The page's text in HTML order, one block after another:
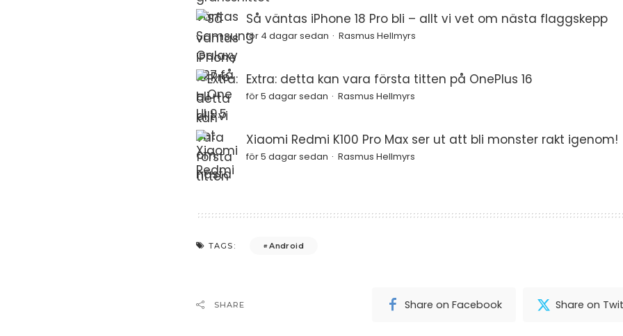
Så väntas iPhone 18 Pro bli – allt vi vet om nästa flaggskepp
för 4 dagar sedan Rasmus Hellmyrs
Extra: detta kan vara första titten på OnePlus 16
för 5 dagar sedan Rasmus Hellmyrs
Xiaomi Redmi K100 Pro Max ser ut att bli monster rakt igenom!
för 5 dagar sedan Rasmus Hellmyrs
TAGS: Android
SHARE Share on Facebook Share on